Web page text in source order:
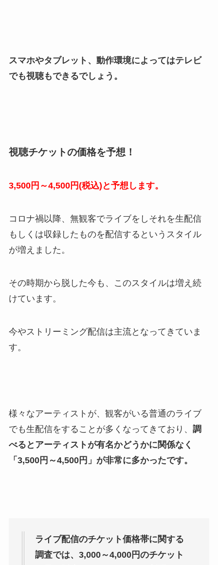
スマホやタブレット、動作環境によってはテレビ
でも視聴もできるでしょう。
視聴チケットの価格を予想！
3,500円～4,500円(税込)と予想します。
コロナ禍以降、無観客でライブをしそれを生配信
もしくは収録したものを配信するというスタイル
が増えました。
その時期から脱した今も、このスタイルは増え続
けています。
今やストリーミング配信は主流となってきていま
す。
様々なアーティストが、観客がいる普通のライブ
でも生配信をすることが多くなってきており、 調
べるとアーティストが有名かどうかに関係なく
「3,500円～4,500円」が非常に多かったです。
ライブ配信のチケット価格帯に関する
調査では、3,000～4,000円のチケット